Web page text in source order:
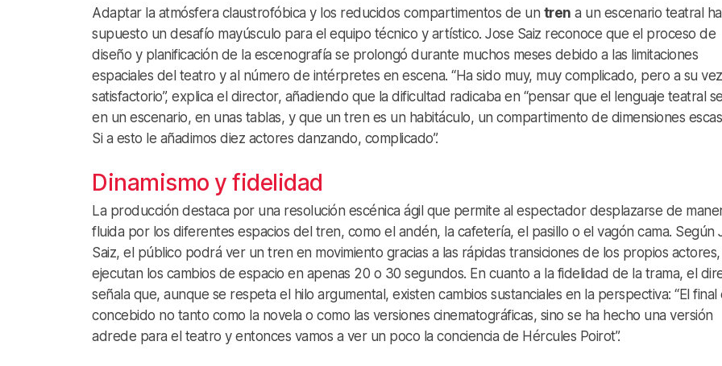
Adaptar la atmósfera claustrofóbica y los reducidos compartimentos de un tren a un escenario teatral ha
supuesto un desafío mayúsculo para el equipo técnico y artístico. Jose Saiz reconoce que el proceso de
diseño y planificación de la escenografía se prolongó durante muchos meses debido a las limitaciones
espaciales del teatro y al número de intérpretes en escena. “Ha sido muy, muy complicado, pero a su
satisfactorio”, explica el director, añadiendo que la dificultad radicaba en “pensar que el lenguaje teatral
en un escenario, en unas tablas, y que un tren es un habitáculo, un compartimento de dimensiones
Si a esto le añadimos diez actores danzando, complicado”.
Dinamismo y fidelidad
La producción destaca por una resolución escénica ágil que permite al espectador desplazarse de
fluida por los diferentes espacios del tren, como el andén, la cafetería, el pasillo o el vagón cama. Según
Saiz, el público podrá ver un tren en movimiento gracias a las rápidas transiciones de los propios
ejecutan los cambios de espacio en apenas 20 o 30 segundos. En cuanto a la fidelidad de la trama, el
señala que, aunque se respeta el hilo argumental, existen cambios sustanciales en la perspectiva: “El final
concebido no tanto como la novela o como las versiones cinematográficas, sino se ha hecho una versión
adrede para el teatro y entonces vamos a ver un poco la conciencia de Hércules Poirot”.